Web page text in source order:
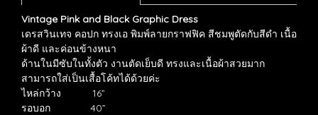
Vintage Pink and Black Graphic Dress
เดรสวินเทจ คอปก ทรงเอ พิมพ์ลายกราฟฟิค สีชมพูตัดกับสีดำ เนื้อ
ผ้าดี และค่อนข้างหนา
ด้านในมีซับในทั้งตัว งานตัดเย็บดี ทรงและเนื้อผ้าสวยมาก
สามารถใส่เป็นเสื้อโค้ทได้ด้วยค่ะ
ไหล่กว้าง 16”
รอบอก 40”